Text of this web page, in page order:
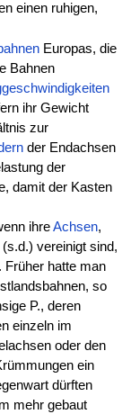
einen ruhigen,
Europas, die
Bahnen
ihr Gewicht
zur
der Endachsen
der
damit der Kasten
ihreAchsen,
vereinigt sind,
Früher hatte man
so
P., deren
einzeln im
oder den
ein
dürften
mehr gebaut